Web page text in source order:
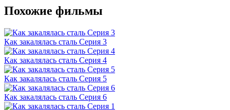
Похожие фильмы
Как закалялась сталь Серия 3
Как закалялась сталь Серия 4
Как закалялась сталь Серия 5
Как закалялась сталь Серия 6